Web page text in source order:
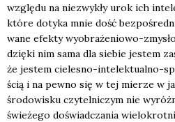
wzglę­du na nie­zwy­kły urok ich
któ­re doty­ka mnie dość
wa­ne efek­ty wyobra­że­nio­wo-
dzię­ki nim sama dla sie­bie jestem
że jestem cie­le­sno-inte­lek­tu­al­no-
ścią i na pew­no się w tej mie­rze w
śro­do­wi­sku czy­tel­ni­czym nie
świe­że­go doświad­cza­nia